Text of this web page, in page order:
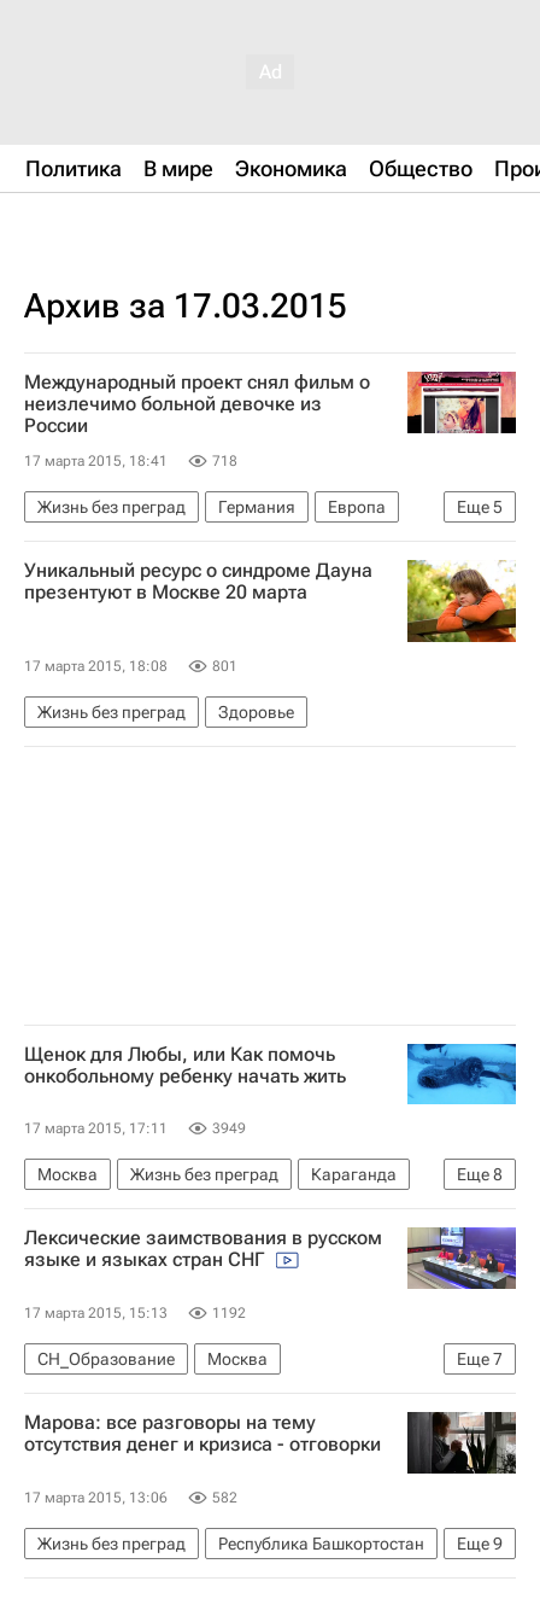
Политика В мире Экономика Общество
Архив за 17.03.2015
Международный проект снял фильм о
неизлечимо больной девочке из
России
17 марта 2015, 18:41 718
Еще5
Жизнь без преград Германия
Европа
Весь мир
Фонд "Детский паллиатив"
Паллиативная помощь детям в России: проблемы и перспективы
Уникальный ресурс о синдроме Дауна
презентуют в Москве 20 марта
17 марта 2015, 18:08 801
Жизнь без преград Здоровье
Щенок для Любы, или Как помочь
онкобольному ребенку начать жить
17 марта 2015, 17:11 3949
Еще8
Москва Жизнь без преград
Караганда
Центральный ФО
Карагандинская область
Казахстан
Азия Весь мир
Европа
Лексические заимствования в русском
языке и языках стран СНГ
17 марта 2015, 15:13 1192
Еще7
СН_Образование
Москва
Русский язык в мире
Европа
Центральный ФО
Весь мир
Марова: все разговоры на тему
отсутствия денег и кризиса - отговорки
17 марта 2015, 13:06 582
Еще9
Жизнь без преград
Республика Башкортостан
Уфа
Европа
Приволжский ФО